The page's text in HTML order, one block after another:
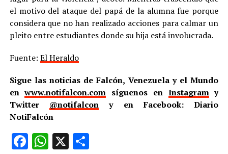
el motivo del ataque del papá de la alumna fue porque
considera que no han realizado acciones para calmar un
pleito entre estudiantes donde su hija está involucrada.
Fuente: El Heraldo
Sigue las noticias de Falcón, Venezuela y el Mundo
enwww.notifalcon.com síguenos en Instagramy
Twitter @notifalcon y en Facebook: Diario
NotiFalcón
Facebook
WhatsApp
X Compartir